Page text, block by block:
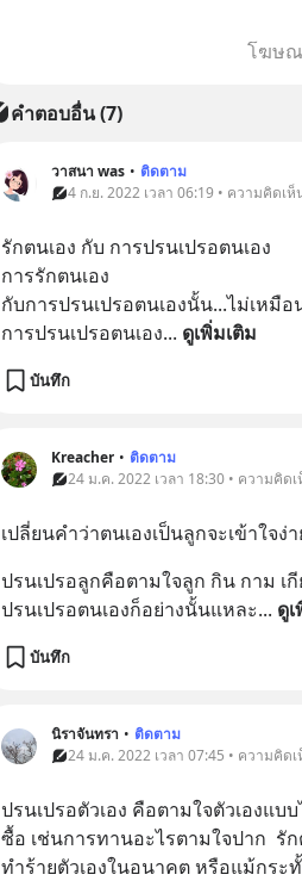
โฆษ
คำตอบอื่น(7)
วาสนา was • ติดตาม
4 ก.ย. 2022 เวลา 06:19 • ความคิดเห็
รักตนเอง กับ การปรนเปรอตนเอง
การรักตนเอง
กับการปรนเปรอตนเองนั้น...ไม่เหมื
การปรนเปรอตนเอง... ดูเพิ่มเติม
บันทึก
Kreacher • ติดตาม
24 ม.ค. 2022 เวลา 18:30 • ความคิด
เปลี่ยนคำว่าตนเองเป็นลูกจะเข้าใจง่
ปรนเปรอลูกคือตามใจลูก กิน กาม เ
ปรนเปรอตนเองก็อย่างนั้นแหละ... ดู
บันทึก
นิราจันทรา • ติดตาม
24 ม.ค. 2022 เวลา 07:45 • ความคิด
ปรนเปรอตัวเอง คือตามใจตัวเองแ
ซื้อ เช่นการทานอะไรตามใจปาก  รั
ทำร้ายตัวเองในอนาคต หรือแม้กระ